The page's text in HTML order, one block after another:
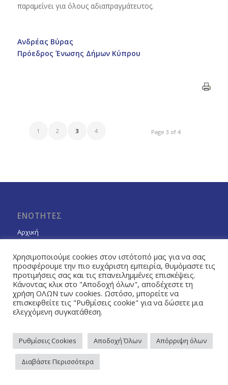
παραμείνει για όλους αδιαπραγμάτευτος.
Ανδρέας Βύρας
Πρόεδρος Ένωσης Δήμων Κύπρου
Page 3 of 4
1 2 3 4
ΕΝΟΤΗΤΕΣ
Αρχική
Η Ένωση
Δήμοι – Μέλη
Δράσεις – Εργασίες
Νομοθεσία
Ενημέρωση
Επικοινωνία
Χρησιμοποιούμε cookies στον ιστότοπό μας για να σας
προσφέρουμε την πιο ευχάριστη εμπειρία, θυμόμαστε τις
προτιμήσεις σας και τις επανειλημμένες επισκέψεις.
Κάνοντας κλικ στο "Αποδοχή όλων", αποδέχεστε τη
χρήση ΟΛΩΝ των cookies. Ωστόσο, μπορείτε να
επισκεφθείτε τις "Ρυθμίσεις cookie" για να δώσετε μια
ελεγχόμενη συγκατάθεση.
Ρυθμίσεις Cookies Αποδοχή Όλων Απόρριψη όλων
Διαβάστε Περισσότερα